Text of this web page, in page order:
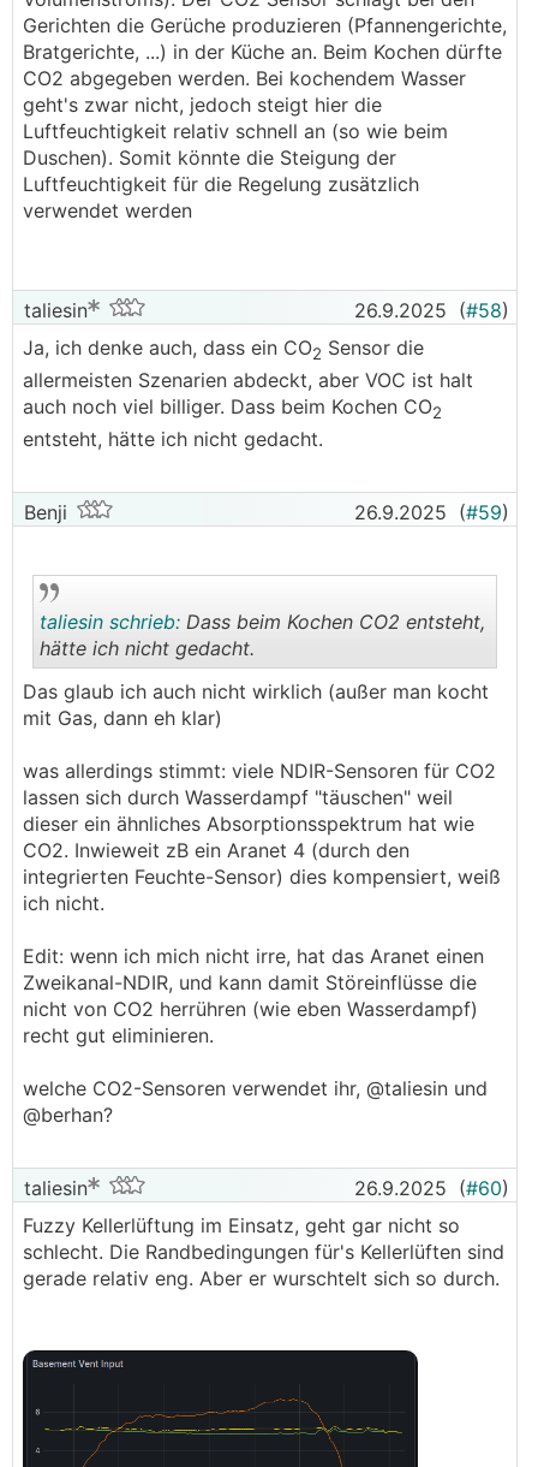
Gerichten die Gerüche produzieren (Pfannengerichte,
Bratgerichte, ...) in der Küche an. Beim Kochen dürfte
CO2 abgegeben werden. Bei kochendem Wasser
geht's zwar nicht, jedoch steigt hier die
Luftfeuchtigkeit relativ schnell an (so wie beim
Duschen). Somit könnte die Steigung der
Luftfeuchtigkeit für die Regelung zusätzlich
verwendet werden
taliesin 26.9.2025 (#58)
Ja, ich denke auch, dass ein CO2 Sensor die
allermeisten Szenarien abdeckt, aber VOC ist halt
auch noch viel billiger. Dass beim Kochen CO2
entsteht, hätte ich nicht gedacht.
Benji 26.9.2025 (#59)
taliesin schrieb: Dass beim Kochen CO2 entsteht,
hätte ich nicht gedacht.
Das glaub ich auch nicht wirklich (außer man kocht
mit Gas, dann eh klar)
was allerdings stimmt: viele NDIR-Sensoren für CO2
lassen sich durch Wasserdampf "täuschen" weil
dieser ein ähnliches Absorptionsspektrum hat wie
CO2. Inwieweit zB ein Aranet 4 (durch den
integrierten Feuchte-Sensor) dies kompensiert, weiß
ich nicht.
Edit: wenn ich mich nicht irre, hat das Aranet einen
Zweikanal-NDIR, und kann damit Störeinflüsse die
nicht von CO2 herrühren (wie eben Wasserdampf)
recht gut eliminieren.
welche CO2-Sensoren verwendet ihr, @­taliesin und
@berhan?
taliesin 26.9.2025 (#60)
Fuzzy Kellerlüftung im Einsatz, geht gar nicht so
schlecht. Die Randbedingungen für's Kellerlüften sind
gerade relativ eng. Aber er wurschtelt sich so durch.